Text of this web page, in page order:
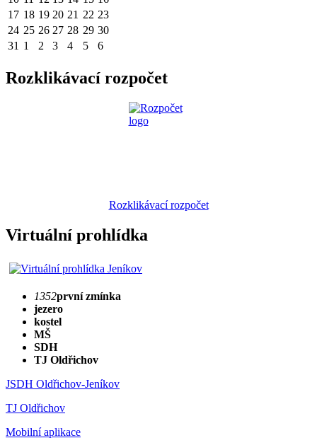
17 18 19 20 21 22 23
24 25 26 27 28 29 30
31 1 2 3 4 5 6
Rozklikávací rozpočet
Rozklikávací rozpočet
Virtuální prohlídka
1352první zmínka
jezero
kostel
MŠ
SDH
TJ Oldřichov
JSDH Oldřichov-Jeníkov
TJ Oldřichov
Mobilní aplikace